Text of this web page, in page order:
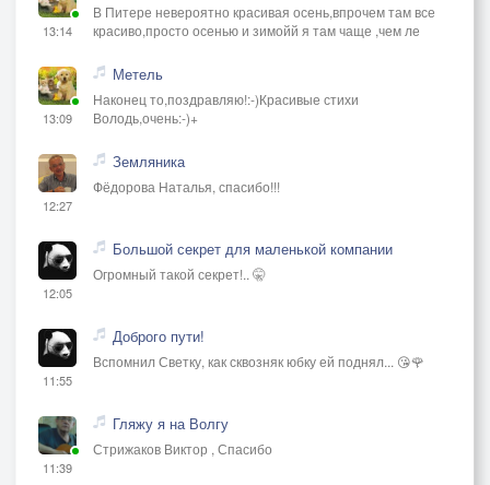
13:14
В Питере невероятно красивая осень,впрочем там все
красиво,просто осенью и зимойй я там чаще ,чем ле
13:09
Метель
Наконец то,поздравляю!:-)Красивые стихи
Володь,очень:-)+
12:27
Земляника
Фёдорова Наталья, спасибо!!!
12:05
Большой секрет для маленькой компании
Огромный такой секрет!.. 🤫
11:55
Доброго пути!
Вспомнил Светку, как сквозняк юбку ей поднял... 😘🌹
11:39
Гляжу я на Волгу
Стрижаков Виктор , Спасибо